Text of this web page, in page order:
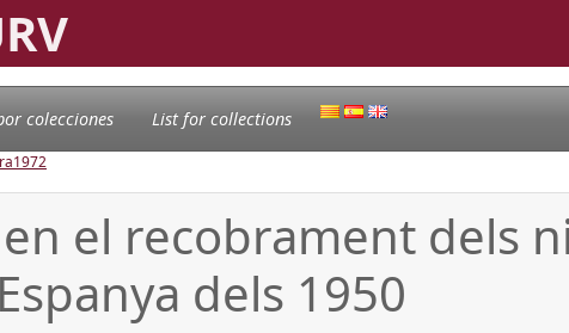
colecciones List for collections
1972
el recobrament dels
dels 1950